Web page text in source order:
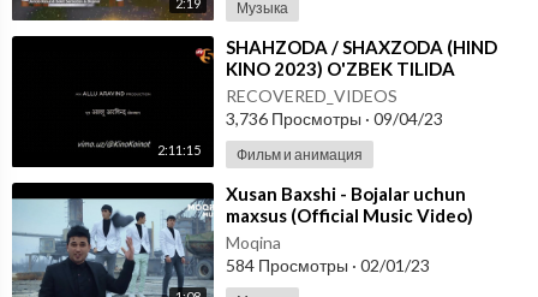
Музыка
2:11:15
⁣SHAHZODA / SHAXZODA (HIND
KINO 2023) O'ZBEK TILIDA
RECOVERED_VIDEOS
3,736 Просмотры · 09/04/23
Фильм и анимация
⁣Xusan Baxshi - Bojalar uchun
maxsus (Official Music Video)
Moqina
584 Просмотры · 02/01/23